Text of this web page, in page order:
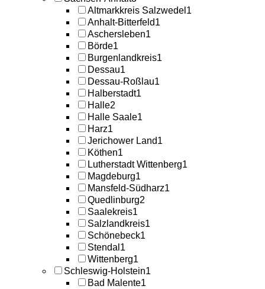
Altmarkkreis Salzwedel 1
Anhalt-Bitterfeld1
Aschersleben1
Börde1
Burgenlandkreis1
Dessau1
Dessau-Roßlau1
Halberstadt1
Halle2
Halle Saale1
Harz1
Jerichower Land1
Köthen1
Lutherstadt Wittenberg1
Magdeburg1
Mansfeld-Südharz1
Quedlinburg2
Saalekreis1
Salzlandkreis1
Schönebeck1
Stendal 1
Wittenberg1
Schleswig-Holstein1
Bad Malente1